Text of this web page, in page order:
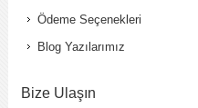
Ödeme Seçenekleri
Blog Yazılarımız
Bize Ulaşın